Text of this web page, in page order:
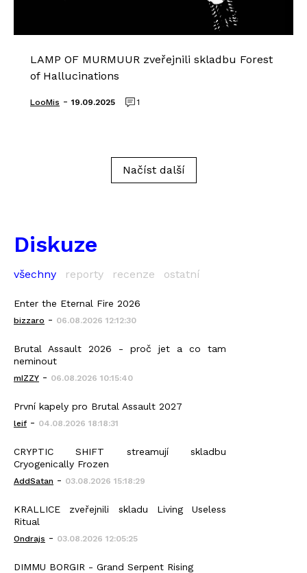
LAMP OF MURMUUR zveřejnili skladbu Forest
of Hallucinations
LooMis - 19.09.2025 1
Načíst další
Diskuze
všechny reporty recenze ostatní
Enter the Eternal Fire 2026
bizzaro - 06.08.2026 12:12:30
Brutal Assault 2026 - proč jet a co tam
neminout
mIZZY - 06.08.2026 10:15:40
První kapely pro Brutal Assault 2027
leif - 04.08.2026 18:18:31
CRYPTIC SHIFT streamují skladbu
Cryogenically Frozen
AddSatan - 03.08.2026 15:18:29
KRALLICE zveřejnili skladu Living Useless
Ritual
Ondrajs - 03.08.2026 12:05:25
DIMMU BORGIR - Grand Serpent Rising